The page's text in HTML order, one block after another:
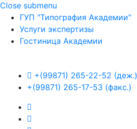
Close submenu
ГУП "Типография Академии"
Услуги экспертизы
Гостиница Академии
+(99871) 265-22-52 (деж.)
+(99871) 265-17-53 (факс.)